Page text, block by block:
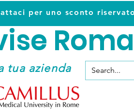
per uno sconto
tua azienda